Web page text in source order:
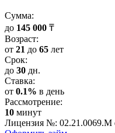
Cумма:
до 145 000 ₸
Возраст:
от 21 до 65 лет
Срок:
до 30 дн.
Cтавка:
от 0.1% в день
Рассмотрение:
10 минут
Лицензия №: 02.21.0069.M